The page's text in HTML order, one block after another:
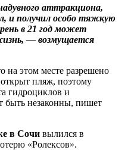
аттракциона,
и получил особо тяжкую
в 21 год может
— возмущается
на этом месте разрешено
пляж, поэтому
гидроциклов и
быть незаконны, пишет
в Сочи вылился в
«Ролексов».